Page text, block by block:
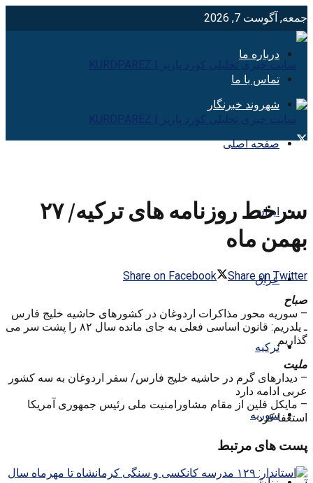
جمعه, آگوست 7, 2026
درباره ما
تماس با ما
شهروند خبرنگار
صفحه اصلی
ایران
عراق
ترکیه
سوریه
سرخط روزنامه های ترکیه/ ۲۷
بهمن ماه
Share on Facebook
Share on Twitter
صباح
– سوریه محور مذاکرات اردوغان در کشورهای حاشیه خلیج فارس
ـ یلدریم: قانون اساسی فعلی به جای مانده سال ۸۲ را پشت سر می
گذاریم
ملیت
– دیدارهای گرم در حاشیه خلیج فارس/ سفر اردوغان به سه کشور
عربی ادامه دارد
– مایکل فلین از مقام مشاورامنیت ملی رئیس جمهوری آمریکا
استعفا کرد
پست های مرتبط